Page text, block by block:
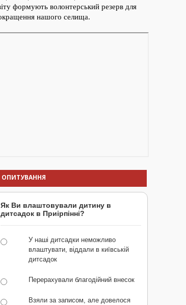
ОПИТУВАННЯ
Як Ви влаштовували дитину в
дитсадок в Приірпінні?
У наші дитсадки неможливо
влаштувати, віддали в київській
дитсадок
Перерахували благодійний внесок
Взяли за записом, але довелося